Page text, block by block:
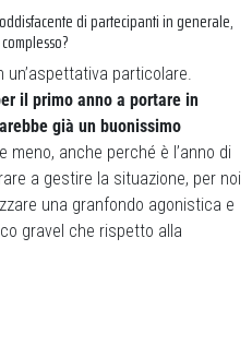
di partecipanti in generale,
un’aspettativa particolare.
il primo anno a portare in
già un buonissimo
meno, anche perché è l’anno di
a gestire la situazione, per noi
una granfondo agonistica e
gravel che rispetto alla